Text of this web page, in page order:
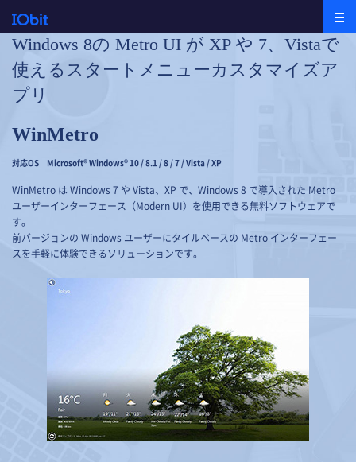
Windows 8の Metro UI が XP や 7、Vistaで
使える スタートメニューカスタマイズア
プリ
WinMetro
対応OS Microsoft® Windows® 10 / 8.1 / 8 / 7 / Vista / XP
WinMetro は Windows 7 や Vista、XP で、Windows 8 で導入された Metro
ユーザーインターフェース（Modern UI）を使用できる無料ソフトウェアで
す。
前バージョンの Windows ユーザーにタイルベースの Metro インターフェー
スを手軽に体験できるソリューションです。